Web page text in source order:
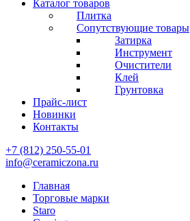
Каталог товаров
Плитка
Сопутствующие товары
Затирка
Инструмент
Очистители
Клей
Грунтовка
Прайс-лист
Новинки
Контакты
+7 (812) 250-55-01
info@ceramiczona.ru
Главная
Торговые марки
Staro